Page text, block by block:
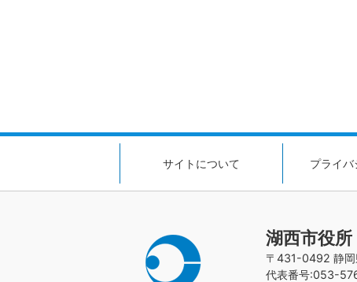
サイトについて プライバ
湖西市役所
〒431-0492 静
代表番号:053-